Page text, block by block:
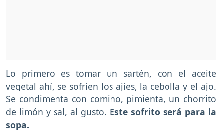
Lo primero es tomar un sartén, con el aceite
vegetal ahí, se sofríen los ajíes, la cebolla y el ajo.
Se condimenta con comino, pimienta, un chorrito
de limón y sal, al gusto. Este sofrito será para la
sopa.